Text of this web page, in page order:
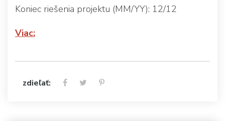
Koniec riešenia projektu (MM/YY): 12/12
Viac:
zdieľať: